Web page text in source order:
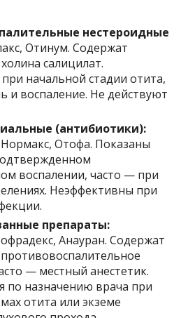
нестероидные
Отинум. Содержат
салицилат.
начальной стадии отита,
и воспаление. Не действуют
(антибиотики):
Отофа. Показаны
воспалении, часто — при
Неэффективны при
препараты:
Анауран. Содержат
— местный анестетик.
по назначению врача при
отита или экземе